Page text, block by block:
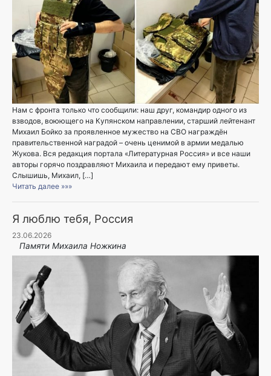
Нам с фронта только что сообщили: наш друг, командир одного из
взводов, воюющего на Купянском направлении, старший лейтенант
Михаил Бойко за проявленное мужество на СВО награждён
правительственной наградой – очень ценимой в армии медалью
Жукова. Вся редакция портала «Литературная Россия» и все наши
авторы горячо поздравляют Михаила и передают ему приветы.
Слышишь, Михаил, […]
Читать далее »»»
Я люблю тебя, Россия
23.06.2026
Памяти Михаила Ножкина